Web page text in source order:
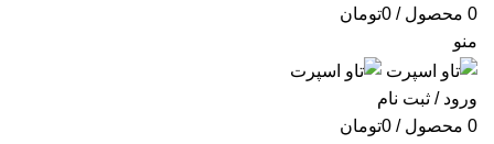
0 محصول / تومان0
منو
ورود / ثبت نام
0 محصول / تومان0